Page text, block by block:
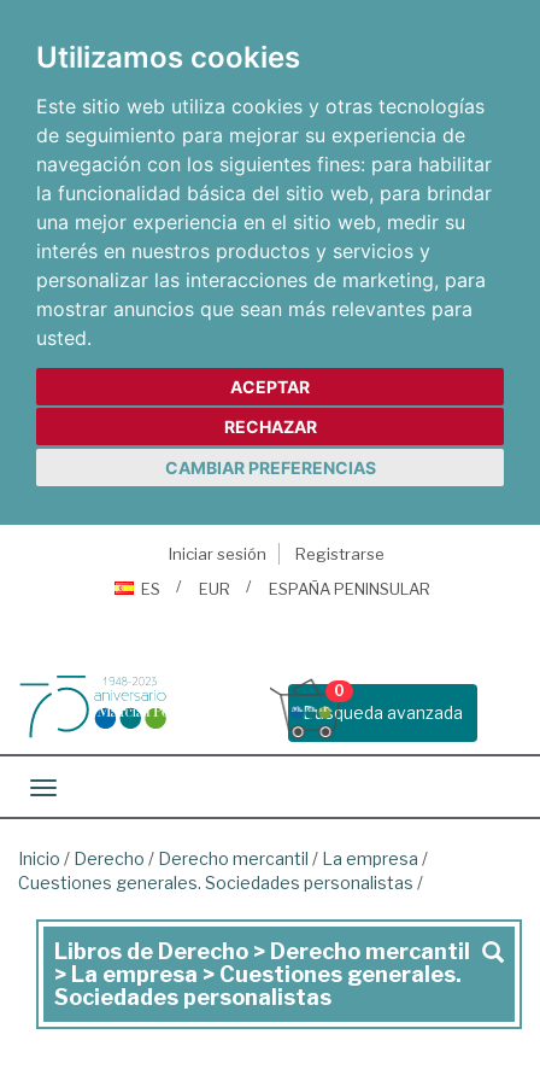
Utilizamos cookies
Este sitio web utiliza cookies y otras tecnologías
de seguimiento para mejorar su experiencia de
navegación con los siguientes fines: para habilitar
la funcionalidad básica del sitio web, para brindar
una mejor experiencia en el sitio web, medir su
interés en nuestros productos y servicios y
personalizar las interacciones de marketing, para
mostrar anuncios que sean más relevantes para
usted.
ACEPTAR
RECHAZAR
CAMBIAR PREFERENCIAS
Iniciar sesión
Registrarse
ES
EUR ESPAÑA PENINSULAR
Busqueda avanzada
0
Toggle navigation
Inicio / Derecho / Derecho mercantil / La empresa /
Cuestiones generales. Sociedades personalistas /
Libros
de
Derecho
Libros de Derecho > Derecho mercantil
> La empresa > Cuestiones generales.
Sociedades personalistas